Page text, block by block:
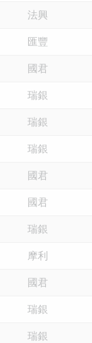
法興
匯豐
國君
瑞銀
瑞銀
瑞銀
國君
國君
瑞銀
摩利
國君
瑞銀
瑞銀